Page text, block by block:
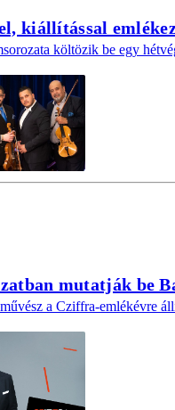
kiállítással
költözik be egy
mutatják be
a Cziffra-emlékévre